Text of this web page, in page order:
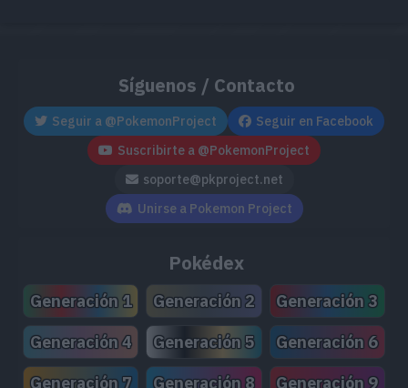
Síguenos / Contacto
Seguir a @PokemonProject
Seguir en Facebook
Suscribirte a @PokemonProject
soporte@pkproject.net
Unirse a Pokemon Project
Pokédex
Generación 1 Generación 2
Generación 3
Generación 4
Generación 5
Generación 6
Generación 7
Generación 8 Generación 9